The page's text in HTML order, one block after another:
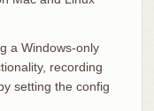
a Windows-only
recording
setting the config